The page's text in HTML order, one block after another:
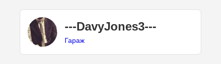
---DavyJones3---
Гараж